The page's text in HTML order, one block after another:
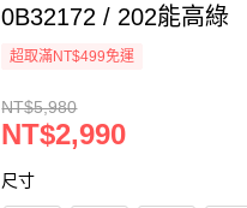
0B32172 / 202能高綠
超取滿NT$499免運
NT$5,980
NT$2,990
尺寸